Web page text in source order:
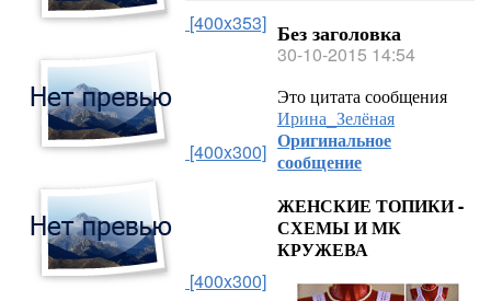
[400x353]
[400x300]
[400x300]
Без заголовка
30-10-2015 14:54
Это цитата сообщения
Ирина_Зелёная
Оригинальное
сообщение
ЖЕНСКИЕ ТОПИКИ -
СХЕМЫ И МК
КРУЖЕВА